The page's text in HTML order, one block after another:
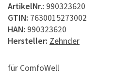
ArtikelNr.: 990323620
GTIN: 7630015273002
HAN: 990323620
Hersteller: Zehnder
für ComfoWell